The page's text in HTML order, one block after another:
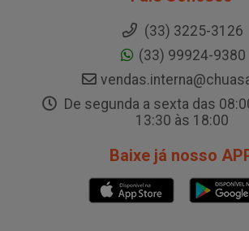
(33) 3225-3126
(33) 99924-9380
De segunda a sexta das
13:30 às 18:00
Baixe já nosso